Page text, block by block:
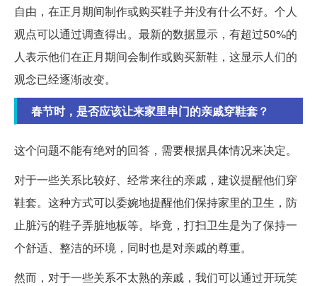
自由，在正月期间制作或购买鞋子并没有什么不好。个人
观点可以通过调查得出。最新的数据显示，有超过50%的
人表示他们在正月期间会制作或购买新鞋，这显示人们的
观念已经逐渐改变。
春节时，是否应该让来家里串门的亲戚穿鞋套？
这个问题不能有绝对的回答，需要根据具体情况来决定。
对于一些关系比较好、经常来往的亲戚，建议提醒他们穿
鞋套。这种方式可以委婉地提醒他们保持家里的卫生，防
止脏污的鞋子弄脏地板等。毕竟，打扫卫生是为了保持一
个舒适、整洁的环境，同时也是对亲戚的尊重。
然而，对于一些关系不太熟的亲戚，我们可以通过开玩笑